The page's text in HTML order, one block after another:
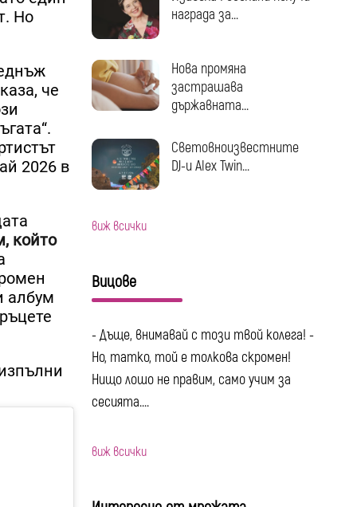
Но
че
2026 в
който
албум
награда за...
Нова промяна
застрашава
държавната...
Световноизвестните
DJ-и Alex Twin...
виж всички
Вицове
- Дъще, внимавай с този твой колега! -
Но, татко, той е толкова скромен!
Нищо лошо не правим, само учим за
сесията....
виж всички